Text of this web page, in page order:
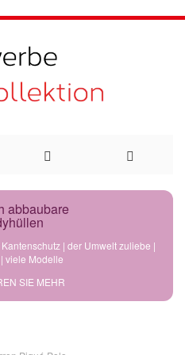
abbaubare
| der Umwelt zuliebe |
viele Modelle
SIE MEHR